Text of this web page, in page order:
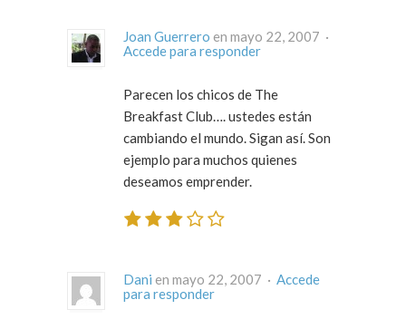
Joan Guerrero
en mayo 22, 2007 ·
Accede para responder
Parecen los chicos de The
Breakfast Club…. ustedes están
cambiando el mundo. Sigan así. Son
ejemplo para muchos quienes
deseamos emprender.
Dani en mayo 22, 2007 · Accede
para responder